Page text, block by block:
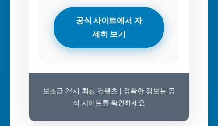
공식 사이트에서 자
세히 보기
보조금 24시 최신 컨텐츠 | 정확한 정보는 공
식 사이트를 확인하세요